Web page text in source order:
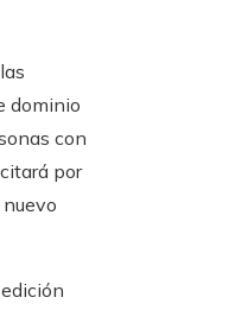
dominio
con
por